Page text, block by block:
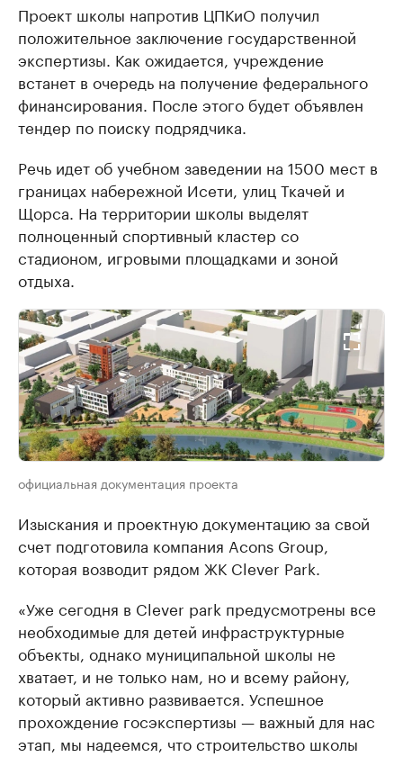
Проект школы напротив ЦПКиО получил
положительное заключение государственной
экспертизы. Как ожидается, учреждение
встанет в очередь на получение федерального
финансирования. После этого будет объявлен
тендер по поиску подрядчика.
Речь идет об учебном заведении на 1500 мест в
границах набережной Исети, улиц Ткачей и
Щорса. На территории школы выделят
полноценный спортивный кластер со
стадионом, игровыми площадками и зоной
отдыха.
официальная документация проекта
Изыскания и проектную документацию за свой
счет подготовила компания Acons Group,
которая возводит рядом ЖК Clever Park.
«Уже сегодня в Clever park предусмотрены все
необходимые для детей инфраструктурные
объекты, однако муниципальной школы не
хватает, и не только нам, но и всему району,
который активно развивается. Успешное
прохождение госэкспертизы — важный для нас
этап, мы надеемся, что строительство школы